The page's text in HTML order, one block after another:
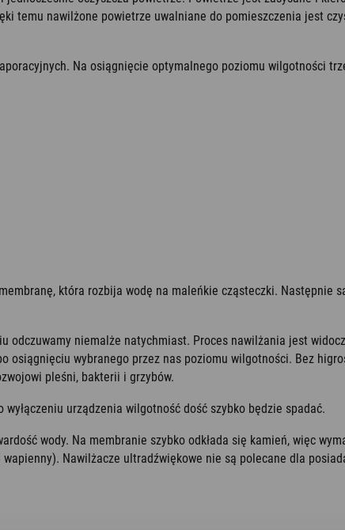
temu nawilżone powietrze uwalniane do pomieszczenia jest
Na osiągnięcie optymalnego poziomu wilgotności
która rozbija wodę na maleńkie cząsteczki. Następnie
odczuwamy niemalże natychmiast. Proces nawilżania jest
osiągnięciu wybranego przez nas poziomu wilgotności. Bez
pleśni, bakterii i grzybów.
urządzenia wilgotność dość szybko będzie spadać.
wody. Na membranie szybko odkłada się kamień, więc
Nawilżacze ultradźwiękowe nie są polecane dla